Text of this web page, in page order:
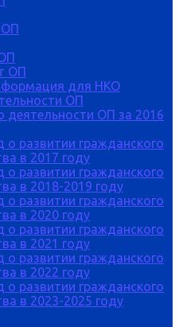
ОП
ОП
для НКО
ОП
деятельности ОП за 2016
о развитии гражданского
в 2017 году
о развитии гражданского
в 2018-2019 году
о развитии гражданского
в 2020 году
о развитии гражданского
в 2021 году
о развитии гражданского
в 2022 году
о развитии гражданского
в 2023-2025 году